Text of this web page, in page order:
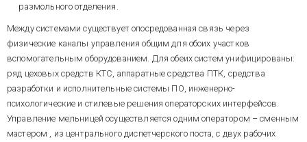
две сети RS-485: в
– из соображений
функциональной живучести, в
размольном отделении – для
разнородных протоколов
обмена. Скорость обмена –
57600 кБод.
отделения обеспечивает ввод/
сигналов, в том числе 8
аналоговых, ПТК размольного
отделения, соответственно - 179,
в том числе 18 аналоговых.
ПО систем функционирует под
Win2000 в PICMG-процессорных
Разработка рабочих программ
выполнена в профессиональной
версии SCADA TRACE MODE 5
размольного отделения.
Между системами существует опосредованная связь через
физические каналы управления общим для обоих участков
вспомогательным оборудованием. Для обеих систем унифицированы:
ряд цеховых средств КТС, аппаратные средства ПТК, средства
разработки и исполнительные системы ПО, инженерно-
психологические и стилевые решения операторских интерфейсов.
Управление мельницей осуществляется одним оператором – сменным
мастером , из центрального диспетчерского поста, с двух рабочих